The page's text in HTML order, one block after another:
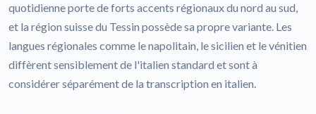
quotidienne porte de forts accents régionaux du nord au sud,
et la région suisse du Tessin possède sa propre variante. Les
langues régionales comme le napolitain, le sicilien et le vénitien
diffèrent sensiblement de l'italien standard et sont à
considérer séparément de la transcription en italien.